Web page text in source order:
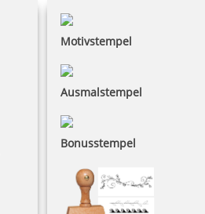
Motivstempel
Ausmalstempel
Bonusstempel